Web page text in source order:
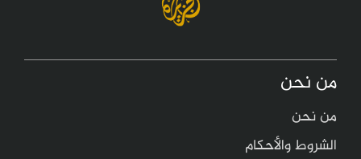
من نحن
من نحن
الشروط والأحكام